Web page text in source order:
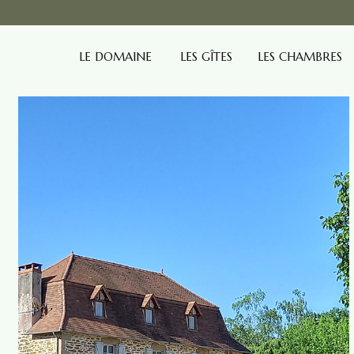
LE DOMAINE LES GÎTES LES CHAMBRES